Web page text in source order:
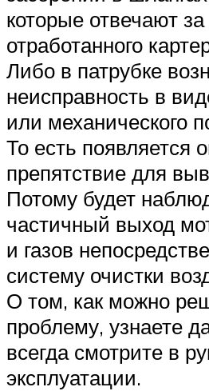
которые отвечают
отработанного
Либо в патрубке
неисправность в
или механического
То есть появляется
препятствие для
Потому будет
частичный выход
и газов
систему очистки
О том, как можно
проблему, узнаете
всегда смотрите в
эксплуатации.